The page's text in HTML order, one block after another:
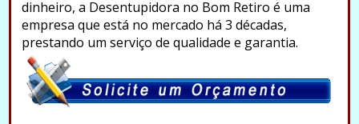
dinheiro, a Desentupidora no Bom Retiro é uma
empresa que está no mercado há 3 décadas,
prestando um serviço de qualidade e garantia.